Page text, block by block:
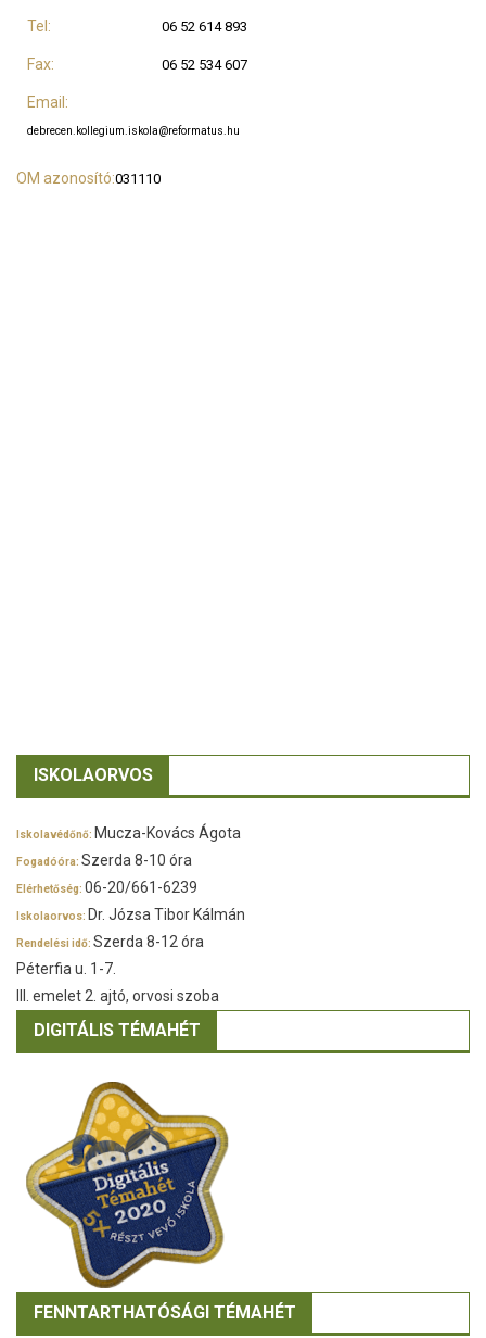
Tel: 06 52 614 893
Fax: 06 52 534 607
Email:
debrecen.kollegium.iskola@reformatus.hu
OM azonosító:031110
ISKOLAORVOS
Iskolavédőnő: Mucza-Kovács Ágota
Fogadóóra: Szerda 8-10 óra
Elérhetőség: 06-20/661-6239
Iskolaorvos: Dr. Józsa Tibor Kálmán
Rendelési idő: Szerda 8-12 óra
Péterfia u. 1-7.
III. emelet 2. ajtó, orvosi szoba
DIGITÁLIS TÉMAHÉT
FENNTARTHATÓSÁGI TÉMAHÉT